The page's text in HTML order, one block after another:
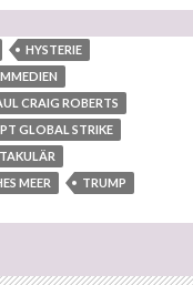
HYSTERIE
CRAIG ROBERTS
GLOBAL STRIKE
MEER
TRUMP